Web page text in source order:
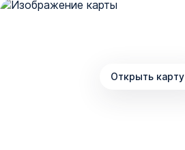
Открыть карту